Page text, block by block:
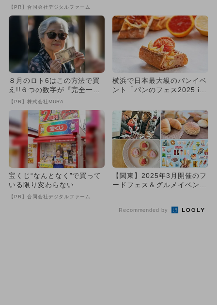
【PR】合同会社デジタルファーム
８月のロト6はこの方法で買
え!!６つの数字が『完全一
致』する方法
【PR】株式会社MURA
横浜で日本最大級のパンイベ
ント「パンのフェス2025 in
宝くじ“なんとなく”で買って
いる限り変わらない
【PR】合同会社デジタルファーム
【関東】2025年3月開催のフ
ードフェス＆グルメイベント
Recommended by